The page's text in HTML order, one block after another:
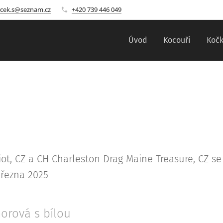
+420 739 446 049
Úvod Kocouři
CZ a CH Charleston Drag Maine Treasure, CZ
2025
s bílou